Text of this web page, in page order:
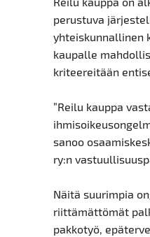
perustuva
yhteiskunnallinen
kaupalle
kriteereitään
”Reilu kauppa
sanoo
ry:n
Näitä suurimpia
riittämättömät
pakkotyö,